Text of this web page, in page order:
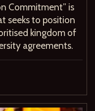
Commitment” is
seeks to position
kingdom of
agreements.